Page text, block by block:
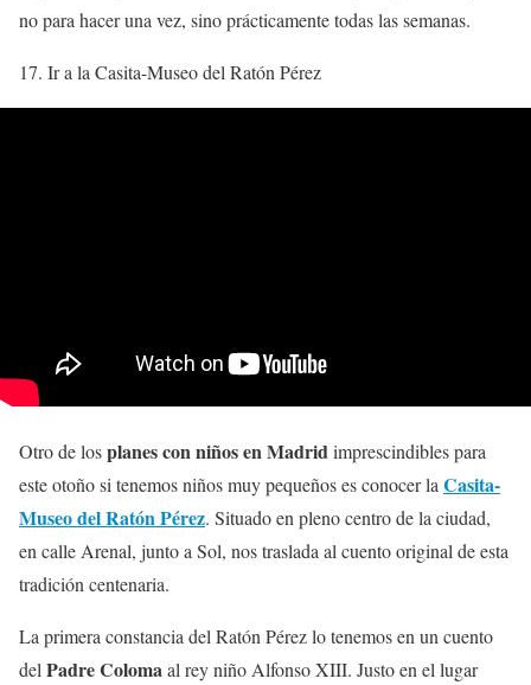
no para hacer una vez, sino prácticamente todas las semanas.
17. Ir a la Casita-Museo del Ratón Pérez
Otro de losplanes con niños en Madridimprescindibles para
este otoño si tenemos niños muy pequeños es conocer la Casita-
Museo del Ratón Pérez. Situado en pleno centro de la ciudad,
en calle Arenal, junto a Sol, nos traslada al cuento original de esta
tradición centenaria.
La primera constancia del Ratón Pérez lo tenemos en un cuento
del Padre Colomaal rey niño Alfonso XIII. Justo en el lugar